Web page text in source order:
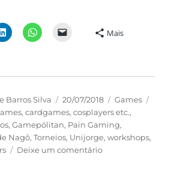
Mais
Barros Silva
Publicado
em
20/07/2018 Categorias
Games
,cardgames,cosplayers etc.,
,Gamepólitan, Pain Gaming,
Nagô,Torneios, Unijorge,workshops,
Deixe um comentárioem